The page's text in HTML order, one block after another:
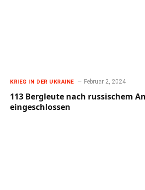
KRIEG IN DER UKRAINE Februar 2, 2024
113 Bergleute nach russischem
eingeschlossen